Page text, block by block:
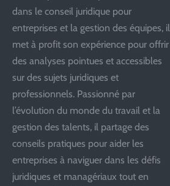
dans le conseil juridique pour
entreprises et la gestion des équipes, il
met à profit son expérience pour offrir
des analyses pointues et accessibles
sur des sujets juridiques et
professionnels. Passionné par
l’évolution du monde du travail et la
gestion des talents, il partage des
conseils pratiques pour aider les
entreprises à naviguer dans les défis
juridiques et managériaux tout en